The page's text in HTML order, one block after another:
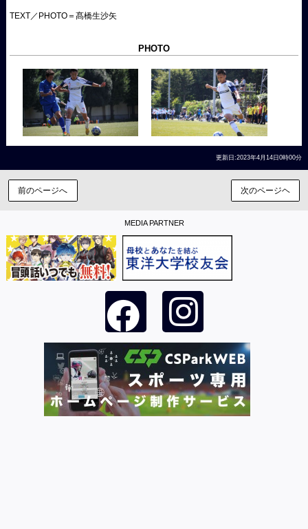
TEXT／PHOTO＝髙橋生沙矢
PHOTO
更新日:2023年4月14日0時00分
前のページへ 次のページヘ
MEDIA PARTNER